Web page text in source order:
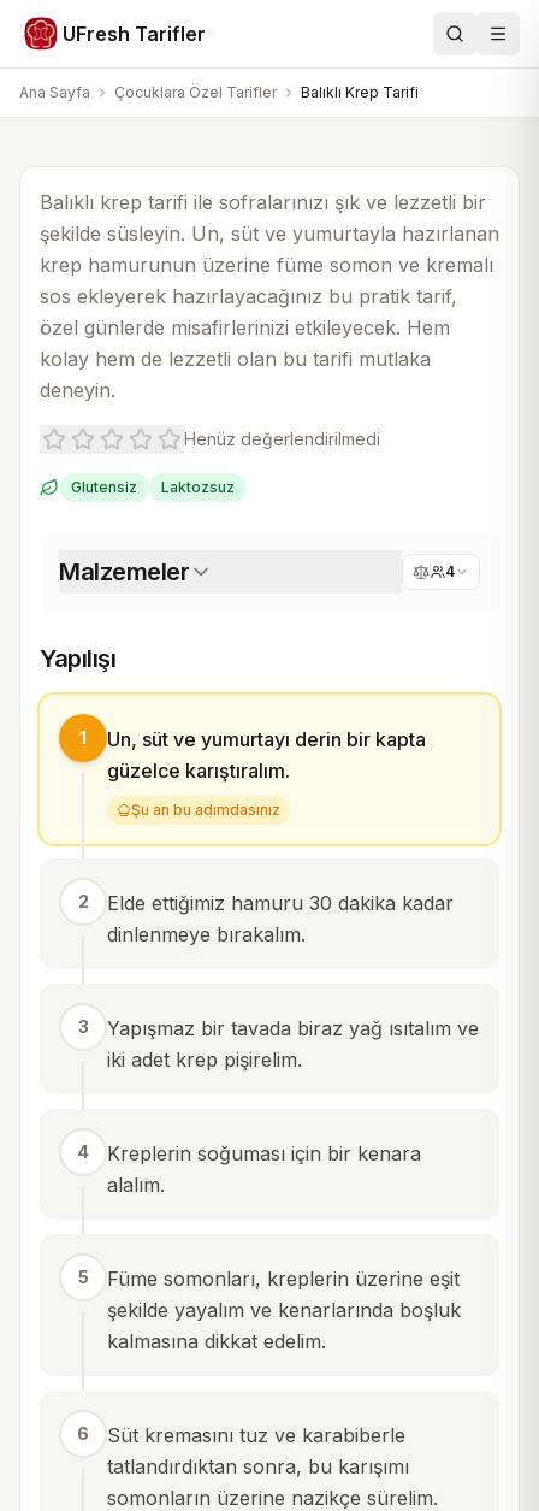
UFresh Tarifler Ara
Ana Sayfa Çocuklara Özel Tarifler Balıklı Krep Tarifi
Çocuklara Özel Tarifler
Balıklı Krep Tarifi
30 dk 1 saat 30 dk 4
Balıklı krep tarifi ile sofralarınızı şık ve lezzetli bir
şekilde süsleyin. Un, süt ve yumurtayla hazırlanan
krep hamurunun üzerine füme somon ve kremalı
sos ekleyerek hazırlayacağınız bu pratik tarif,
özel günlerde misafirlerinizi etkileyecek. Hem
kolay hem de lezzetli olan bu tarifi mutlaka
deneyin.
Henüz değerlendirilmedi
Glutensiz Laktozsuz
Malzemeler 4
Yapılışı
1
Un, süt ve yumurtayı derin bir kapta
güzelce karıştıralım.
Şu an bu adımdasınız
2
Elde ettiğimiz hamuru 30 dakika kadar
dinlenmeye bırakalım.
3
Yapışmaz bir tavada biraz yağ ısıtalım ve
iki adet krep pişirelim.
4
Kreplerin soğuması için bir kenara
alalım.
5
Füme somonları, kreplerin üzerine eşit
şekilde yayalım ve kenarlarında boşluk
kalmasına dikkat edelim.
6
Süt kremasını tuz ve karabiberle
tatlandırdıktan sonra, bu karışımı
somonların üzerine nazikçe sürelim.